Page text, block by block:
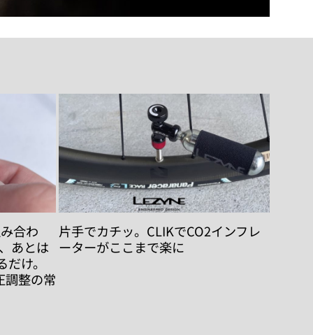
合わ
あとは
け。
調整の常
片手でカチッ。CLIKでCO2インフレ
ーターがここまで楽に